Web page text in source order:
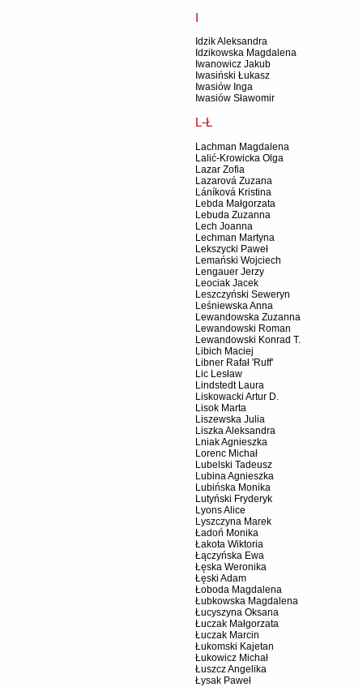
I
Idzik Aleksandra
Idzikowska Magdalena
Iwanowicz Jakub
Iwasiński Łukasz
Iwasiów Inga
Iwasiów Sławomir
L-Ł
Lachman Magdalena
Lalić-Krowicka Olga
Lazar Zofia
Lazarová Zuzana
Láníková Kristina
Lebda Małgorzata
Lebuda Zuzanna
Lech Joanna
Lechman Martyna
Lekszycki Paweł
Lemański Wojciech
Lengauer Jerzy
Leociak Jacek
Leszczyński Seweryn
Leśniewska Anna
Lewandowska Zuzanna
Lewandowski Roman
Lewandowski Konrad T.
Libich Maciej
Libner Rafał 'Ruff'
Lic Lesław
Lindstedt Laura
Liskowacki Artur D.
Lisok Marta
Liszewska Julia
Liszka Aleksandra
Lniak Agnieszka
Lorenc Michał
Lubelski Tadeusz
Lubina Agnieszka
Lubińska Monika
Lutyński Fryderyk
Lyons Alice
Lyszczyna Marek
Ładoń Monika
Łakota Wiktoria
Łączyńska Ewa
Łęska Weronika
Łęski Adam
Łoboda Magdalena
Łubkowska Magdalena
Łucyszyna Oksana
Łuczak Małgorzata
Łuczak Marcin
Łukomski Kajetan
Łukowicz Michał
Łuszcz Angelika
Łysak Paweł